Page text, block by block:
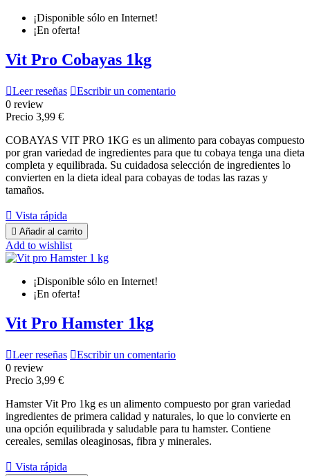
¡Disponible sólo en Internet!
¡En oferta!
Vit Pro Cobayas 1kg
Leer reseñas Escribir un comentario
0 review
Precio 3,99 €
COBAYAS VIT PRO 1KG es un alimento para cobayas compuesto
por gran variedad de ingredientes para que tu cobaya tenga una dieta
completa y equilibrada. Su cuidadosa selección de ingredientes lo
convierten en la dieta ideal para cobayas de todas las razas y
tamaños.
 Vista rápida
 Añadir al carrito
Add to wishlist
¡Disponible sólo en Internet!
¡En oferta!
Vit Pro Hamster 1kg
Leer reseñas Escribir un comentario
0 review
Precio 3,99 €
Hamster Vit Pro 1kg es un alimento compuesto por gran variedad
ingredientes de primera calidad y naturales, lo que lo convierte en
una opción equilibrada y saludable para tu hamster. Contiene
cereales, semilas oleaginosas, fibra y minerales.
 Vista rápida